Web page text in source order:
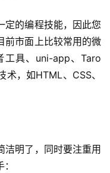
定的编程技能，因此您
前市面上比较常用的微
工具、uni-app、Taro
，如HTML、CSS、
洁明了，同时要注重用